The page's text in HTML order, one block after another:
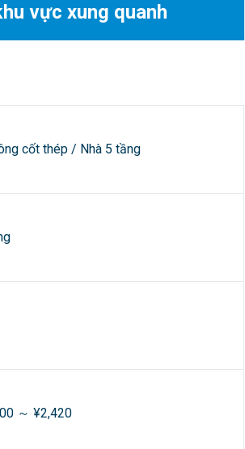
vực xung quanh
cốt thép / Nhà 5 tầng
～ ¥2,420